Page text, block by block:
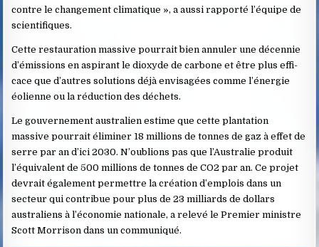
contre le chan­ge­ment clima­tique », a aussi rapporté l’équipe de
scien­ti­fiques.
Cette restauration massive pourrait bien annu­ler une décen­nie
d’émis­sions en aspi­rant le dioxyde de carbone et être plus effi­
cace que d’autres solutions déjà envisagées comme l’éner­gie
éolienne ou la réduc­tion des déchets.
Le gouver­ne­ment austra­lien estime que cette plantation
massive pour­rait élimi­ner 18 millions de tonnes de gaz à effet de
serre par an d’ici 2030. N’oublions pas que l’Aus­tra­lie produit
l’équi­valent de 500 millions de tonnes de CO2 par an. Ce projet
devrait également permettre la création d’emplois dans un
secteur qui contribue pour plus de 23 milliards de dollars
australiens à l’économie nationale, a relevé le Premier ministre
Scott Morrison dans un communiqué.